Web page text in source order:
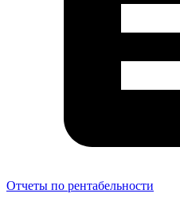
Отчеты по рентабельности